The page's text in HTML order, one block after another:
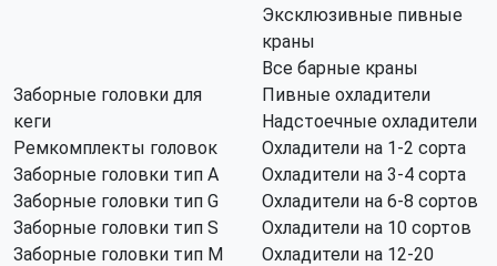
Эксклюзивные пивные
краны
Все барные краны
Заборные головки для
кеги
Ремкомплекты головок
Заборные головки тип А
Заборные головки тип G
Заборные головки тип S
Заборные головки тип M
Пивные охладители
Надстоечные охладители
Охладители на 1-2 сорта
Охладители на 3-4 сорта
Охладители на 6-8 сортов
Охладители на 10 сортов
Охладители на 12-20